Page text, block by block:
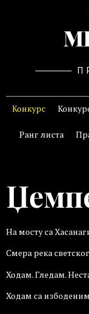
Конкурс
Ранг листа
На мосту са
Смера река
Ходам. Гледам.
Ходам са